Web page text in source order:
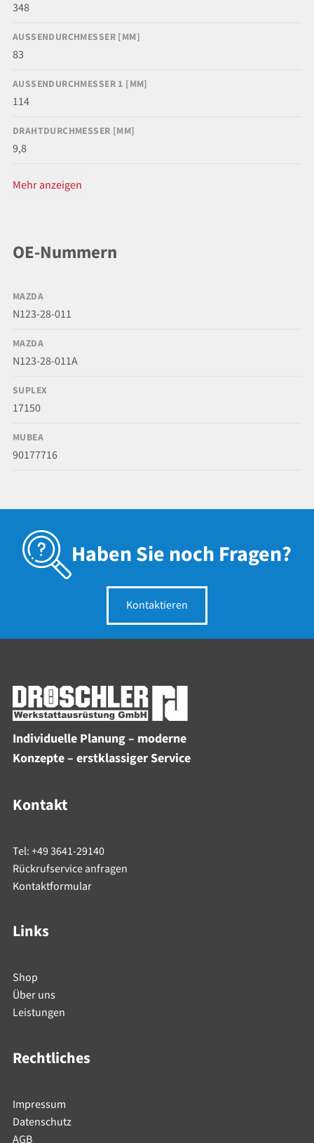
348
AUSSENDURCHMESSER [MM]
83
AUSSENDURCHMESSER 1 [MM]
114
DRAHTDURCHMESSER [MM]
9,8
Mehr anzeigen
OE-Nummern
MAZDA
N123-28-011
MAZDA
N123-28-011A
SUPLEX
17150
MUBEA
90177716
Haben Sie noch Fragen?
Kontaktieren
Individuelle Planung – moderne
Konzepte – erstklassiger Service
Kontakt
Tel: +49 3641-29140
Rückrufservice anfragen
Kontaktformular
Links
Shop
Über uns
Leistungen
Rechtliches
Impressum
Datenschutz
AGB